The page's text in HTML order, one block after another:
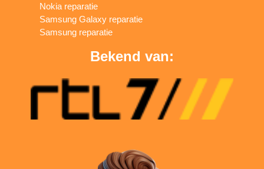
Nokia reparatie
Samsung Galaxy reparatie
Samsung reparatie
Bekend van: